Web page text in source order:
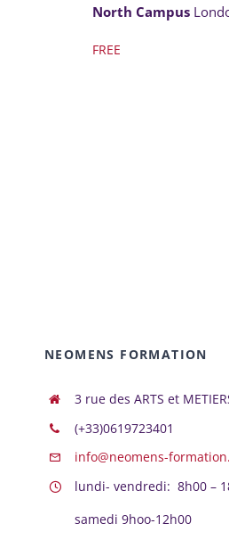
North Campus
FREE
NEOMENS FORMATION
3 rue des ARTS et
(+33)0619723401
info@neomens-
lundi- vendredi: 8h00 –
samedi 9hoo-12h00